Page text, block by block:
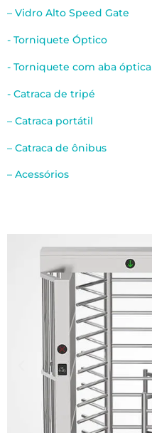
– Vidro Alto Speed Gate
- Torniquete Óptico
- Torniquete com aba óptica
- Catraca de tripé
– Catraca portátil
– Catraca de ônibus
– Acessórios